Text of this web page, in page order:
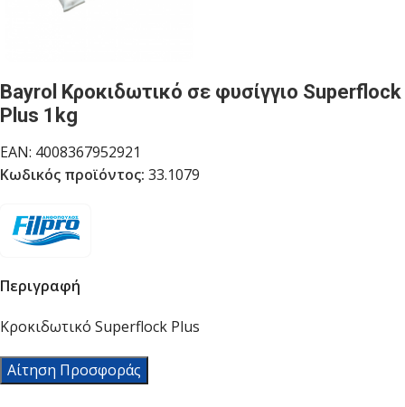
Bayrol Κροκιδωτικό σε φυσίγγιο Superflock
Plus 1kg
EAN: 4008367952921
Κωδικός προϊόντος: 33.1079
Περιγραφή
Κροκιδωτικό Superflock Plus
Αίτηση Προσφοράς